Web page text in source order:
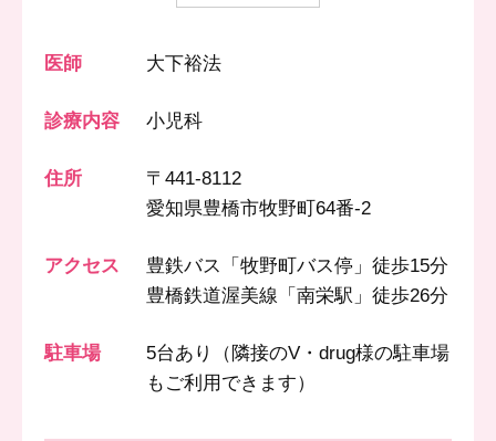
医師 大下裕法
診療内容 小児科
住所
〒441-8112
愛知県豊橋市牧野町64番-2
アクセス
豊鉄バス「牧野町バス停」徒歩15分
豊橋鉄道渥美線「南栄駅」徒歩26分
駐車場
5台あり（隣接のV・drug様の駐車場
もご利用できます）